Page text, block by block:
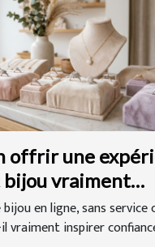
offrir une
bijou vraiment
sans service
en ligne, sans service
vraiment inspirer